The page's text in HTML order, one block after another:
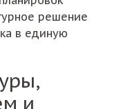
решение
в единую
и